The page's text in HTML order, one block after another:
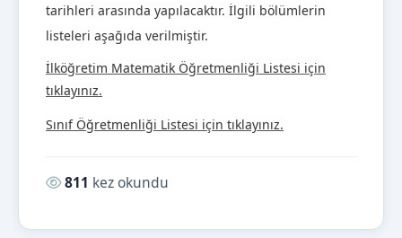
tarihleri arasında yapılacaktır. İlgili bölümlerin
listeleri aşağıda verilmiştir.
İlköğretim Matematik Öğretmenliği Listesi için
tıklayınız.
Sınıf Öğretmenliği Listesi için tıklayınız.
Okunma sayısı:
811 kez okundu